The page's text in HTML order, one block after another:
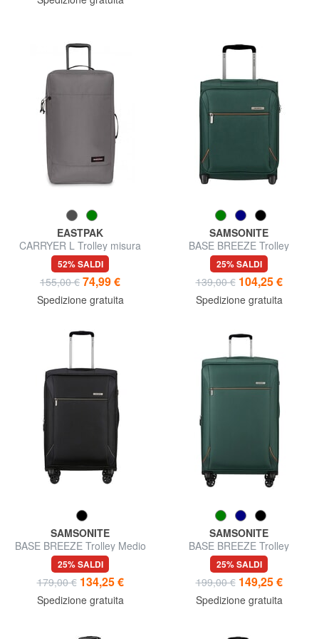
EASTPAK
CARRYER L Trolley misura
grande
52% SALDI
155,00 € 74,99 €
Spedizione gratuita
SAMSONITE
BASE BREEZE Trolley
Underseater
25% SALDI
139,00 € 104,25 €
Spedizione gratuita
SAMSONITE
BASE BREEZE Trolley Medio
25% SALDI
179,00 € 134,25 €
Spedizione gratuita
SAMSONITE
BASE BREEZE Trolley
Grande, espandibile
25% SALDI
199,00 € 149,25 €
Spedizione gratuita